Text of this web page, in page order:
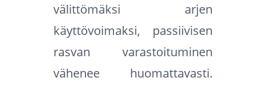
välittömäksi arjen
käyttövoimaksi, passiivisen
rasvan varastoituminen
vähenee huomattavasti.